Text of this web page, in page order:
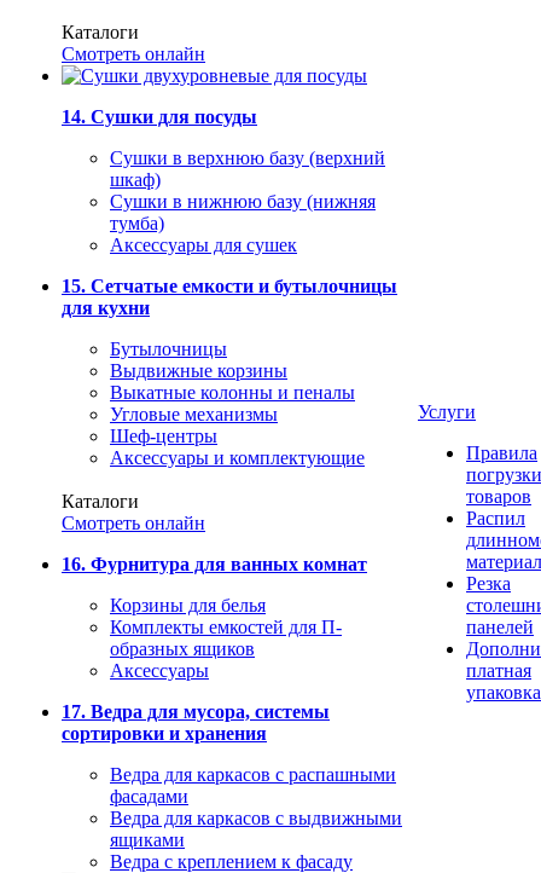
Каталоги
Смотреть онлайн
14. Сушки для посуды
Сушки в верхнюю базу (верхний
шкаф)
Сушки в нижнюю базу (нижняя
тумба)
Аксессуары для сушек
15. Сетчатые емкости и бутылочницы
для кухни
Бутылочницы
Выдвижные корзины
Выкатные колонны и пеналы
Угловые механизмы
Шеф-центры
Аксессуары и комплектующие
Каталоги
Смотреть онлайн
16. Фурнитура для ванных комнат
Корзины для белья
Комплекты емкостей для П-
образных ящиков
Аксессуары
17. Ведра для мусора, системы
сортировки и хранения
Ведра для каркасов с распашными
фасадами
Ведра для каркасов с выдвижными
ящиками
Ведра с креплением к фасаду
Услуги
Правила
погрузки
товаров
Распил
Резка
панелей
платная
упаковка